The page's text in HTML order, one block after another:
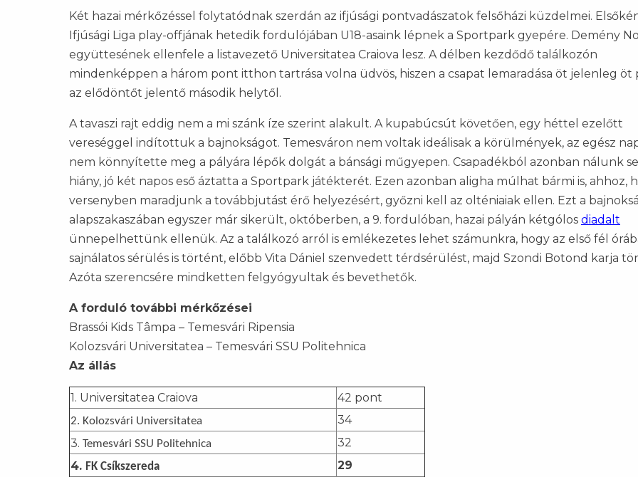
Két hazai mérkőzéssel folytatódnak szerdán az ifjúsági pontvadászatok felsőházi küzdelmei.
Ifjúsági Liga play-offjának hetedik fordulójában U18-asaink lépnek a Sportpark gyepére. Demény
együttesének ellenfele a listavezető Universitatea Craiova lesz. A délben kezdődő találkozón
mindenképpen a három pont itthon tartrása volna üdvös, hiszen a csapat lemaradása öt jelenleg öt
az elődöntőt jelentő második helytől.
A tavaszi rajt eddig nem a mi szánk íze szerint alakult. A kupabúcsút követően, egy héttel ezelőtt
vereséggel indítottuk a bajnokságot. Temesváron nem voltak ideálisak a körülmények, az egész
nem könnyítette meg a pályára lépők dolgát a bánsági műgyepen. Csapadékból azonban nálunk
hiány, jó két napos eső áztatta a Sportpark játékterét. Ezen azonban aligha múlhat bármi is, ahhoz,
versenyben maradjunk a továbbjutást érő helyezésért, győzni kell az olténiaiak ellen. Ezt a
alapszakaszában egyszer már sikerült, októberben, a 9. fordulóban, hazai pályán kétgólos diadalt
ünnepelhettünk ellenük. Az a találkozó arról is emlékezetes lehet számunkra, hogy az első fél
sajnálatos sérülés is történt, előbb Vita Dániel szenvedett térdsérülést, majd Szondi Botond karja
Azóta szerencsére mindketten felgyógyultak és bevethetők.
A forduló további mérkőzései
Brassói Kids Tâmpa – Temesvári Ripensia
Kolozsvári Universitatea – Temesvári SSU Politehnica
Az állás
1. Universitatea Craiova 42 pont
2. Kolozsvári Universitatea
34
3. Temesvári SSU Politehnica
32
4. FK Csíkszereda
29